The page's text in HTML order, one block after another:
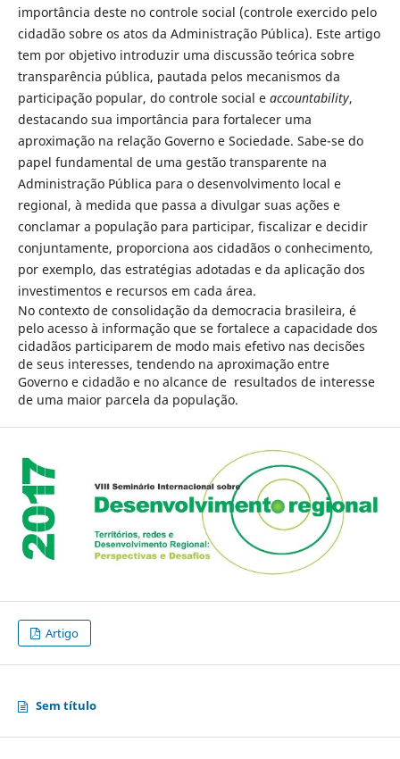
importância deste no controle social (controle exercido pelo
cidadão sobre os atos da Administração Pública). Este artigo
tem por objetivo introduzir uma discussão teórica sobre
transparência pública, pautada pelos mecanismos da
participação popular, do controle social e accountability,
destacando sua importância para fortalecer uma
aproximação na relação Governo e Sociedade. Sabe-se do
papel fundamental de uma gestão transparente na
Administração Pública para o desenvolvimento local e
regional, à medida que passa a divulgar suas ações e
conclamar a população para participar, fiscalizar e decidir
conjuntamente, proporciona aos cidadãos o conhecimento,
por exemplo, das estratégias adotadas e da aplicação dos
investimentos e recursos em cada área.
No contexto de consolidação da democracia brasileira, é
pelo acesso à informação que se fortalece a capacidade dos
cidadãos participarem de modo mais efetivo nas decisões
de seus interesses, tendendo na aproximação entre
Governo e cidadão e no alcance de resultados de interesse
de uma maior parcela da população.
Artigo
Sem título